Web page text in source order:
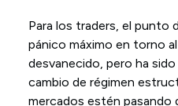
Para los traders, el punto
pánico máximo en torno
desvanecido, pero ha
cambio de régimen
mercados estén pasando